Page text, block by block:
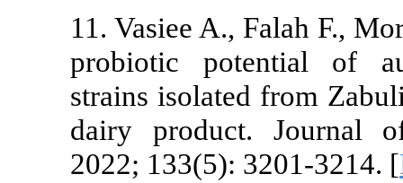
11. Vasiee
probiotic
strains
dairy
2022; 133(5):